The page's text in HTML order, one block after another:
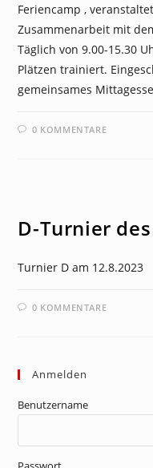
Feriencamp ,
Zusammenarbeit mit
Täglich von 9.00-15.30
Plätzen trainiert.
gemeinsames
0 KOMMENTARE
D-Turnier des
Turnier D am 12.8.2023
0 KOMMENTARE
Anmelden
Benutzername